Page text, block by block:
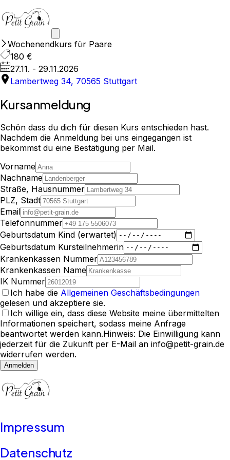
Wochenendkurs für Paare
180 €
27.11. - 29.11.2026
Lambertweg 34, 70565 Stuttgart
Kursanmeldung
Schön dass du dich für diesen Kurs entschieden hast.
Nachdem die Anmeldung bei uns eingegangen ist
bekommst du eine Bestätigung per Mail.
Vorname
Nachname
Straße, Hausnummer
PLZ, Stadt
Email
Telefonnummer
Geburtsdatum Kind (erwartet)
Geburtsdatum Kursteilnehmerin
Krankenkassen Nummer
Krankenkassen Name
IK Nummer
Ich habe die Allgemeinen Geschäftsbedingungen
gelesen und akzeptiere sie.
Ich willige ein, dass diese Website meine übermittelten
Informationen speichert, sodass meine Anfrage
beantwortet werden kann.Hinweis: Die Einwilligung kann
jederzeit für die Zukunft per E-Mail an info@petit-grain.de
widerrufen werden.
Anmelden
Impressum
Datenschutz